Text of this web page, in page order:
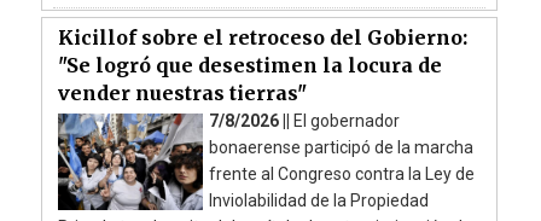
Kicillof sobre el retroceso del Gobierno:
"Se logró que desestimen la locura de
vender nuestras tierras"
7/8/2026 || El gobernador
bonaerense participó de la marcha
frente al Congreso contra la Ley de
Inviolabilidad de la Propiedad